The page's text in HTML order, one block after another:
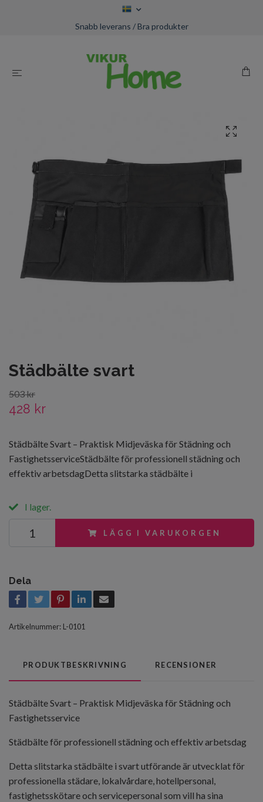
Snabb leverans / Bra produkter
Städbälte svart
503 kr
428 kr
Städbälte Svart – Praktisk Midjeväska för Städning och
FastighetsserviceStädbälte för professionell städning och
effektiv arbetsdagDetta slitstarka städbälte i
I lager.
LÄGG I VARUKORGEN
Dela
Artikelnummer: L-0101
PRODUKTBESKRIVNING RECENSIONER
Städbälte Svart – Praktisk Midjeväska för Städning och
Fastighetsservice
Städbälte för professionell städning och effektiv arbetsdag
Detta slitstarka städbälte i svart utförande är utvecklat för
professionella städare, lokalvårdare, hotellpersonal,
fastighetsskötare och servicepersonal som vill ha sina